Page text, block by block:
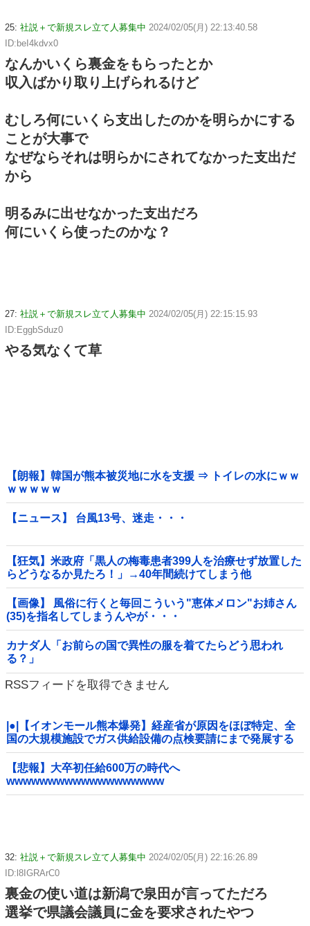
25: 社説＋で新規スレ立て人募集中 2024/02/05(月) 22:13:40.58
ID:beI4kdvx0
なんかいくら裏金をもらったとか
収入ばかり取り上げられるけど
むしろ何にいくら支出したのかを明らかにする
ことが大事で
なぜならそれは明らかにされてなかった支出だ
から
明るみに出せなかった支出だろ
何にいくら使ったのかな？
27: 社説＋で新規スレ立て人募集中 2024/02/05(月) 22:15:15.93
ID:EggbSduz0
やる気なくて草
【朗報】韓国が熊本被災地に水を支援 ⇒ トイレの水にｗｗ
ｗｗｗｗｗ
【ニュース】 台風13号、迷走・・・
【狂気】米政府「黒人の梅毒患者399人を治療せず放置した
らどうなるか見たろ！」→40年間続けてしまう他
【画像】 風俗に行くと毎回こういう"恵体メロン"お姉さん
(35)を指名してしまうんやが・・・
カナダ人「お前らの国で異性の服を着てたらどう思われ
る？」
RSSフィードを取得できません
|●|【イオンモール熊本爆発】経産省が原因をほぼ特定、全
国の大規模施設でガス供給設備の点検要請にまで発展する
事態に・・・【PICKUP】
【悲報】大卒初任給600万の時代へ
wwwwwwwwwwwwwwwwwww
32: 社説＋で新規スレ立て人募集中 2024/02/05(月) 22:16:26.89
ID:l8IGRArC0
裏金の使い道は新潟で泉田が言ってただろ
選挙で県議会議員に金を要求されたやつ